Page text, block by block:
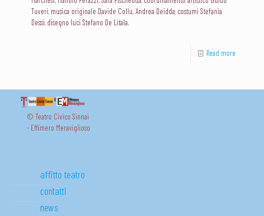
Tuveri; musica originale Davide Collu, Andrea Deidda; costumi Stefania
Dessì; disegno luci Stefano De Litala.
Read more
© Teatro Civico Sinnai
- Effimero Meraviglioso
affitto teatro
contatti
news